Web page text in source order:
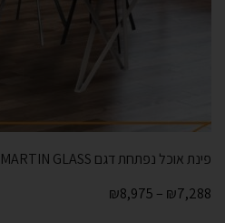
פינת אוכל נפתחת דגם MARTIN GLASS
₪7,288
–
₪8,975